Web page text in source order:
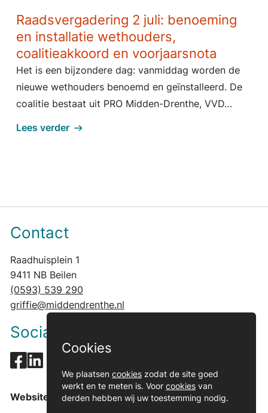
Raadsvergadering 2 juli: benoeming
en installatie wethouders,
coalitieakkoord en voorjaarsnota
Het is een bijzondere dag: vanmiddag worden de
nieuwe wethouders benoemd en geïnstalleerd. De
coalitie bestaat uit PRO Midden-Drenthe, VVD…
Lees verder
Contact
Raadhuisplein 1
9411 NB Beilen
(0593) 539 290
griffie@middendrenthe.nl
Social media
Website gemeente
Cookies
We plaatsen cookies zodat de site goed
werkt en te meten is. Voor cookies van
derden hebben wij uw toestemming nodig.